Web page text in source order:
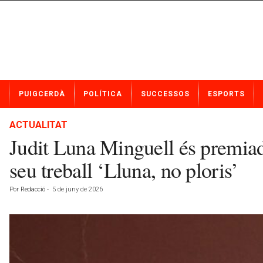
t
PUIGCERDÀ POLÍTICA SUCCESSOS ESPORTS
ACTUALITAT
Judit Luna Minguell és
seu treball ‘Lluna, no ploris’
Por Redacció - 5 de juny de 2026